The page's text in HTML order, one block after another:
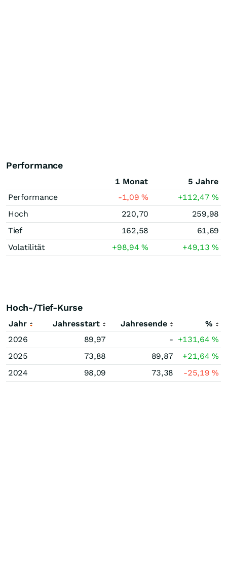
Performance
1 Monat
5 Jahre
Performance
-1,09% +112,47%
Hoch
220,70
259,98
Tief
162,58
61,69
Volatilität
+98,94% +49,13%
Hoch-/Tief-Kurse
Jahr Jahresstart Jahresende
%
2026
89,97 - +131,64%
2025
73,88 89,87 +21,64%
2024
98,09 73,38 -25,19%